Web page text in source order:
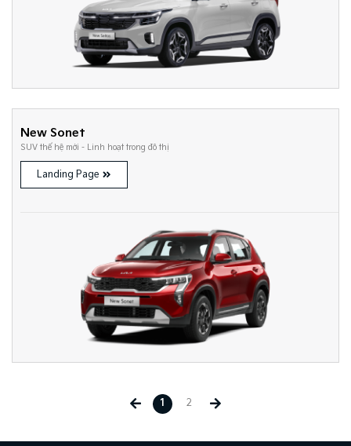
New Sonet
SUV thế hệ mới - Linh hoạt trong đô thị
Landing Page
1 2